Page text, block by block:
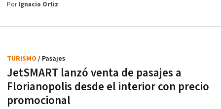
PorIgnacio Ortiz
JetSMART lanzó venta de pasajes a
Florianopolis desde el interior con precio
promocional
TURISMO / Pasajes